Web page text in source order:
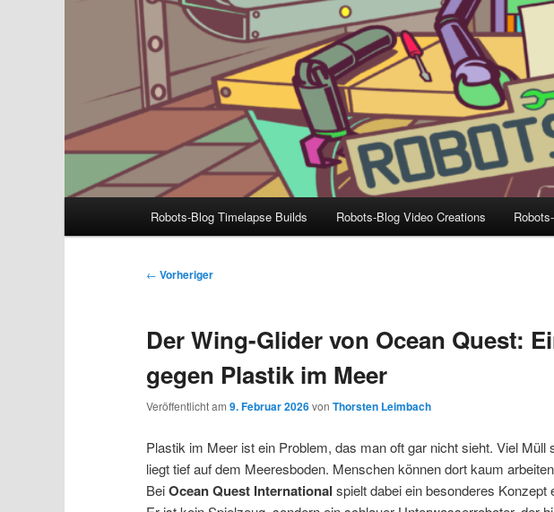
Robots-Blog Timelapse Builds Robots-Blog Video Creations
Beitragsnavigation
← Vorheriger
Der Wing-Glider von Ocean Quest:
gegen Plastik im Meer
Veröffentlicht am9. Februar 2026vonThorsten Leimbach
Plastik im Meer ist ein Problem, das man oft gar nicht sieht. Viel
liegt tief auf dem Meeresboden. Menschen können dort kaum
BeiOcean Quest International spielt dabei ein besonderes